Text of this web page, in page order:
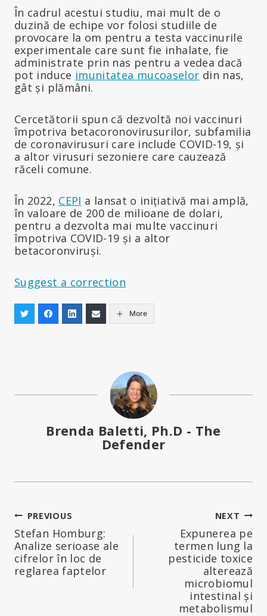
În cadrul acestui studiu, mai mult de o
duzină de echipe vor folosi studiile de
provocare la om pentru a testa vaccinurile
experimentale care sunt fie inhalate, fie
administrate prin nas pentru a vedea dacă
pot induce imunitatea mucoaselor din nas,
gât și plămâni.
Cercetătorii spun că dezvoltă noi vaccinuri
împotriva betacoronovirusurilor, subfamilia
de coronavirusuri care include COVID-19, și
a altor virusuri sezoniere care cauzează
răceli comune.
În 2022, CEPI a lansat o inițiativă mai amplă,
în valoare de 200 de milioane de dolari,
pentru a dezvolta mai multe vaccinuri
împotriva COVID-19 și a altor
betacoronviruși.
Suggest a correction
More
Brenda Baletti, Ph.D - The
Defender
Navigare
în
articole
PREVIOUS
Stefan Homburg:
Analize serioase ale
cifrelor în loc de
reglarea faptelor
NEXT
Expunerea pe
termen lung la
pesticide toxice
alterează
microbiomul
intestinal și
metabolismul